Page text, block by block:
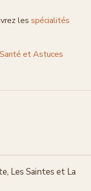
les spécialités
et Astuces
Les Saintes et La